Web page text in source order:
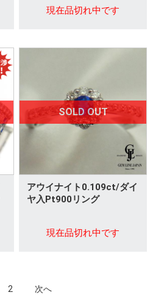
現在品切れ中です
SOLD OUT
アウイナイト0.109ct/ダイ
ヤ入Pt900リング
現在品切れ中です
2 次へ